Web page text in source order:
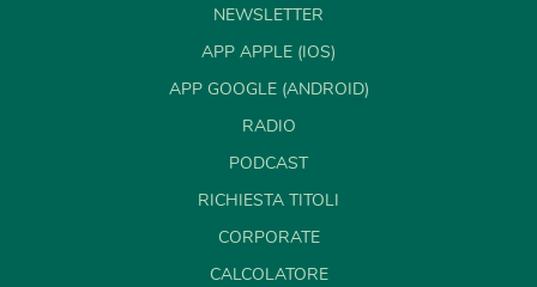
NEWSLETTER
APP APPLE (IOS)
APP GOOGLE (ANDROID)
RADIO
PODCAST
RICHIESTA TITOLI
CORPORATE
CALCOLATORE